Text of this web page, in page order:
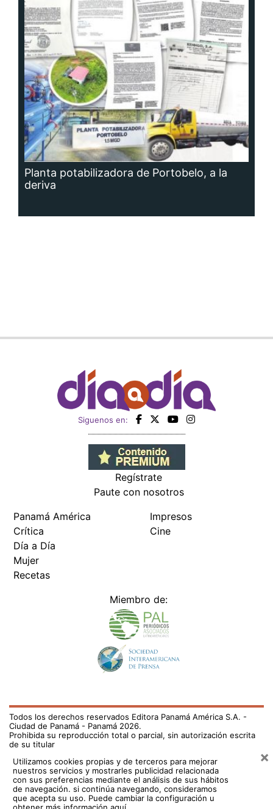
Planta potabilizadora de Portobelo, a la
deriva
Siguenos en:
Regístrate
Paute con nosotros
Panamá América
Crítica
Día a Día
Mujer
Recetas
Impresos
Cine
Miembro de:
Todos los derechos reservados Editora Panamá América S.A. -
Ciudad de Panamá - Panamá 2026.
Prohibida su reproducción total o parcial, sin autorización escrita
de su titular
Utilizamos cookies propias y de terceros para mejorar
nuestros servicios y mostrarles publicidad relacionada
con sus preferencias mediante el análisis de sus hábitos
de navegación. si continúa navegando, consideramos
que acepta su uso. Puede cambiar la configuración u
obtener más información aquí
×